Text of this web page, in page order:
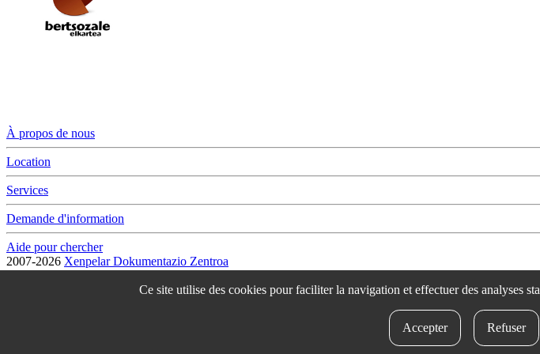
À propos de nous
Location
Services
Demande d'information
Aide pour chercher
2007-2026 Xenpelar Dokumentazio Zentroa
T. (+34) 943 69 42 77 / F. (+34) 943 69 30 41 / xenpelar [a bildua] bertsozale.eus /Lege oharra /
Ce site utilise des cookies pour faciliter la navigation et effectuer des analyses
Accepter Refuser